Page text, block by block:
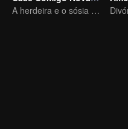
A herdeira e o sósia de seu falecido marido